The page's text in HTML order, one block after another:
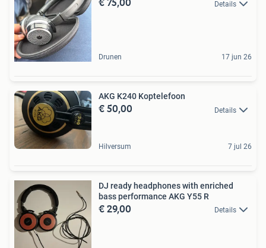
Details
Drunen 17 jun 26
AKG K240 Koptelefoon
€ 50,00 Details
Hilversum 7 jul 26
DJ ready headphones with enriched
bass performance AKG Y55 R
€ 29,00 Details